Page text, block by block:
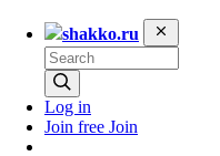
shakko.ru
Log in
Join free Join